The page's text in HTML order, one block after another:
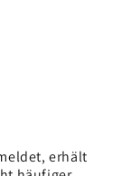
erhält